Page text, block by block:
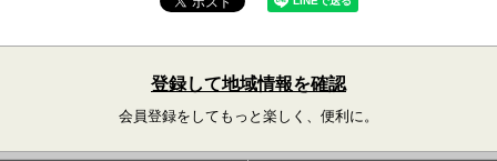
登録して地域情報を確認
会員登録をしてもっと楽しく、便利に。